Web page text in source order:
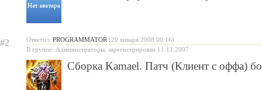
#2 Ответил: PROGRAMMATOR (20 января 2008 00:16)
В группе: Администраторы, зарегистрирован 11.11.2007
Сборка Kamael. Патч (Клиент с оффа)